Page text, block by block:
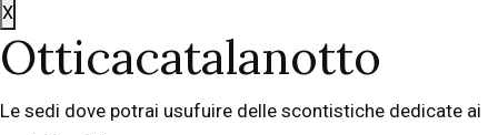
X
Otticacatalanotto
Le sedi dove potrai usufuire delle scontistiche dedicate ai